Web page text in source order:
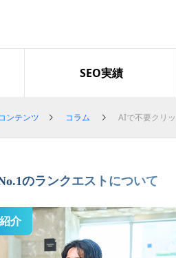
SEO実績
「グロースファクター」で検索
上位を獲得｜セッション数とLI
Googleのコアアップデートの影
響による順位下落から1か月で2
ンテンツ コラム AIで不要クリ
のランクエストについて
介